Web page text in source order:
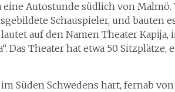
eine Autostunde südlich von Malmö.
Schauspieler, und bauten
auf den Namen Theater
Das Theater hat etwa 50
Süden Schwedens hart, fernab